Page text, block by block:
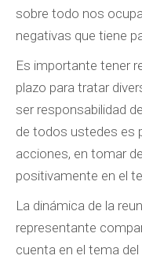
sobre todo nos
negativas que tiene
Es importante tener
plazo para tratar
ser responsabilidad
de todos ustedes es
acciones, en tomar
positivamente en el
La dinámica de la
representante
cuenta en el tema